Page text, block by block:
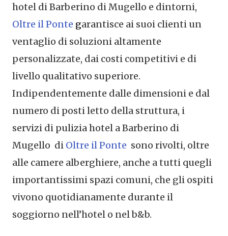
hotel di Barberino di Mugello e dintorni,
Oltre il Ponte garantisce ai suoi clienti un
ventaglio di soluzioni altamente
personalizzate, dai costi competitivi e di
livello qualitativo superiore.
Indipendentemente dalle dimensioni e dal
numero di posti letto della struttura, i
servizi di pulizia hotel a Barberino di
Mugello di Oltre il Ponte sono rivolti, oltre
alle camere alberghiere, anche a tutti quegli
importantissimi spazi comuni, che gli ospiti
vivono quotidianamente durante il
soggiorno nell’hotel o nel b&b.